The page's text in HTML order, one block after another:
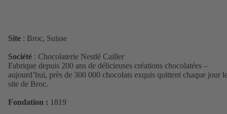
Site : Broc, Suisse
Société : Chocolaterie Nestlé Cailler
Fabrique depuis 200 ans de délicieuses créations chocolatées –
aujourd’hui, près de 300 000 chocolats exquis quittent chaque jour
site de Broc.
Fondation : 1819